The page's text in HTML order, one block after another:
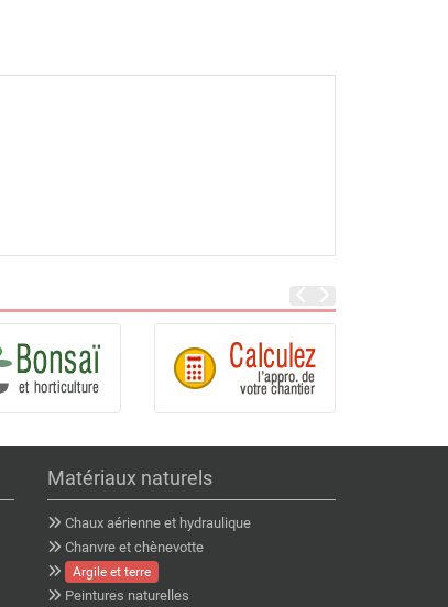
Matériaux naturels
Chaux aérienne et hydraulique
Chanvre et chènevotte
Argile et terre
Peintures naturelles